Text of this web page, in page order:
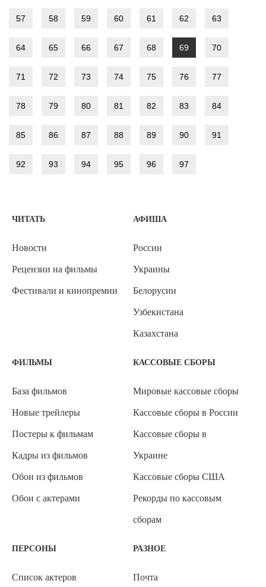
57 58 59 60 61 62 63
64 65 66 67 68 69 70
71 72 73 74 75 76 77
78 79 80 81 82 83 84
85 86 87 88 89 90 91
92 93 94 95 96 97
ЧИТАТЬ
Новости
Рецензии на фильмы
Фестивали и кинопремии
АФИША
России
Украины
Белорусии
Узбекистана
Казахстана
ФИЛЬМЫ
База фильмов
Новые трейлеры
Постеры к фильмам
Кадры из фильмов
Обои из фильмов
Обои с актерами
КАССОВЫЕ СБОРЫ
Мировые кассовые сборы
Кассовые сборы в России
Кассовые сборы в
Украине
Кассовые сборы США
Рекорды по кассовым
сборам
ПЕРСОНЫ
Список актеров
РАЗНОЕ
Почта